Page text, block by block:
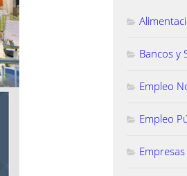
Bancos y
Empleo
Empleo